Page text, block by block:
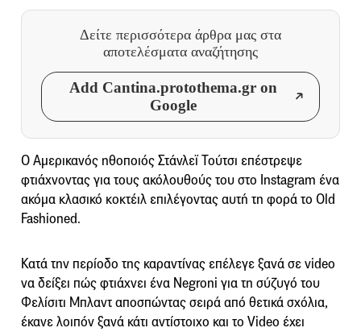
Δείτε περισσότερα άρθρα μας στα
αποτελέσματα αναζήτησης
Add Cantina.protothema.gr on
Google
Ο Αμερικανός ηθοποιός Στάνλεϊ Τούτσι επέστρεψε
φτιάχνοντας για τους ακόλουθούς του στο Instagram ένα
ακόμα κλασικό κοκτέιλ επιλέγοντας αυτή τη φορά το Old
Fashioned.
Κατά την περίοδο της καραντίνας επέλεγε ξανά σε video
να δείξει πώς φτιάχνει ένα Negroni για τη σύζυγό του
Φελίσιτι Μπλαντ αποσπώντας σειρά από θετικά σχόλια,
έκανε λοιπόν ξανά κάτι αντίστοιχο και το Video έχει